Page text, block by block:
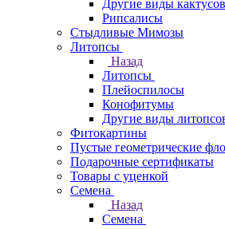
Другие виды кактусов
Рипсалисы
Стыдливые Мимозы
Литопсы
Назад
Литопсы
Плейоспилосы
Конофитумы
Другие виды
Фитокартины
Пустые геометрические
Подарочные сертификаты
Товары с уценкой
Семена
Назад
Семена